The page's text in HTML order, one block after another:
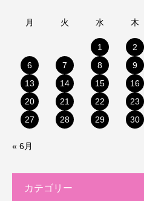
月 火 水 木
1 2
6
7 8 9
13
14 15 16
20
21 22 23
27
28 29 30
« 6月
カテゴリー